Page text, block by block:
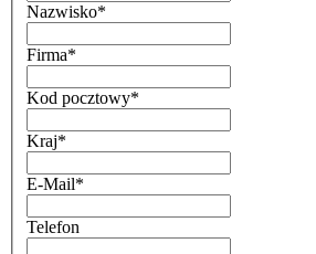
Nazwisko*
Firma*
Kod pocztowy*
Kraj*
E-Mail*
Telefon